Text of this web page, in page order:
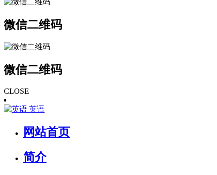
微信二维码
微信二维码
CLOSE
英语
网站首页
简介